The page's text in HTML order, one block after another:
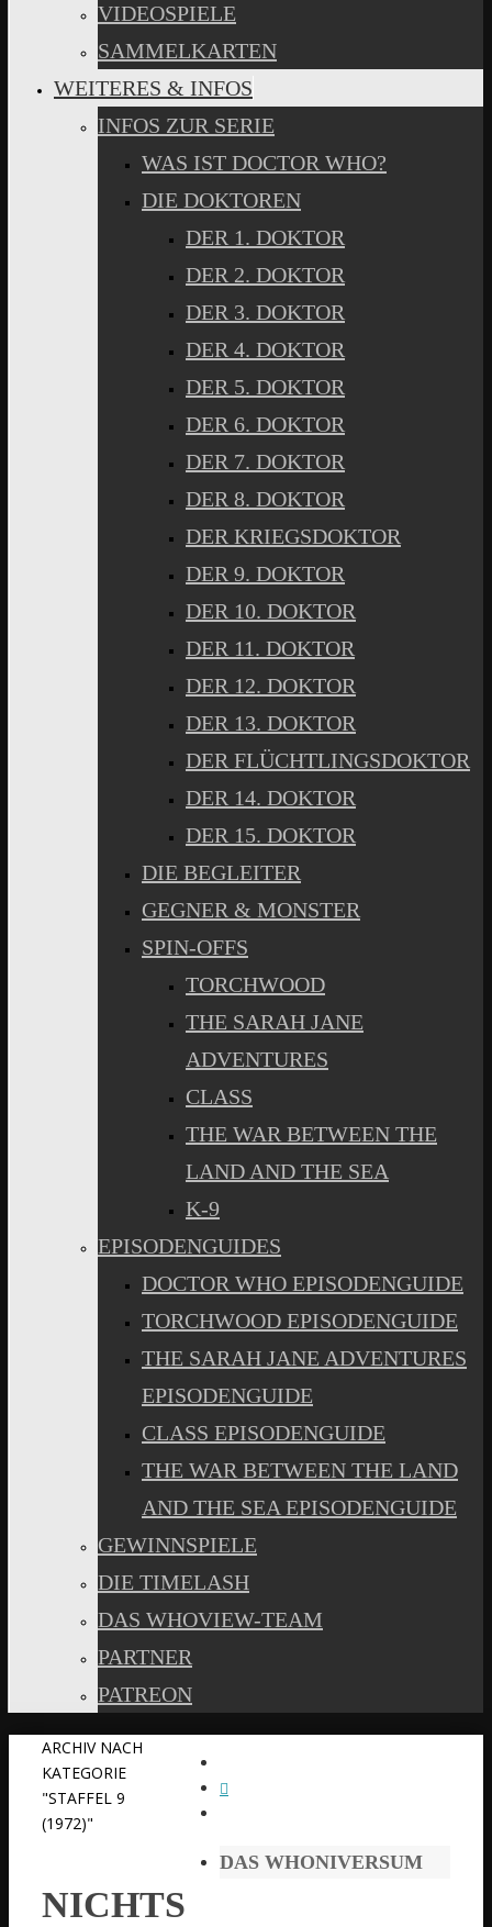
VIDEOSPIELE
SAMMELKARTEN
WEITERES & INFOS
INFOS ZUR SERIE
WAS IST DOCTOR WHO?
DIE DOKTOREN
DER 1. DOKTOR
DER 2. DOKTOR
DER 3. DOKTOR
DER 4. DOKTOR
DER 5. DOKTOR
DER 6. DOKTOR
DER 7. DOKTOR
DER 8. DOKTOR
DER KRIEGSDOKTOR
DER 9. DOKTOR
DER 10. DOKTOR
DER 11. DOKTOR
DER 12. DOKTOR
DER 13. DOKTOR
DER FLÜCHTLINGSDOKTOR
DER 14. DOKTOR
DER 15. DOKTOR
DIE BEGLEITER
GEGNER & MONSTER
SPIN-OFFS
TORCHWOOD
THE SARAH JANE
ADVENTURES
CLASS
THE WAR BETWEEN THE
LAND AND THE SEA
K-9
EPISODENGUIDES
DOCTOR WHO EPISODENGUIDE
TORCHWOOD EPISODENGUIDE
THE SARAH JANE ADVENTURES
EPISODENGUIDE
CLASS EPISODENGUIDE
THE WAR BETWEEN THE LAND
AND THE SEA EPISODENGUIDE
GEWINNSPIELE
DIE TIMELASH
DAS WHOVIEW-TEAM
PARTNER
PATREON
START
ARCHIV NACH
KATEGORIE
"STAFFEL 9
(1972)"
NICHTS
DAS WHONIVERSUM